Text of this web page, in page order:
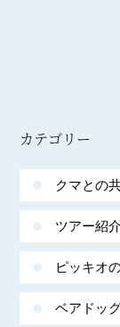
カテゴリー
クマとの
ツアー紹介
ピッキオ
ベアドッ